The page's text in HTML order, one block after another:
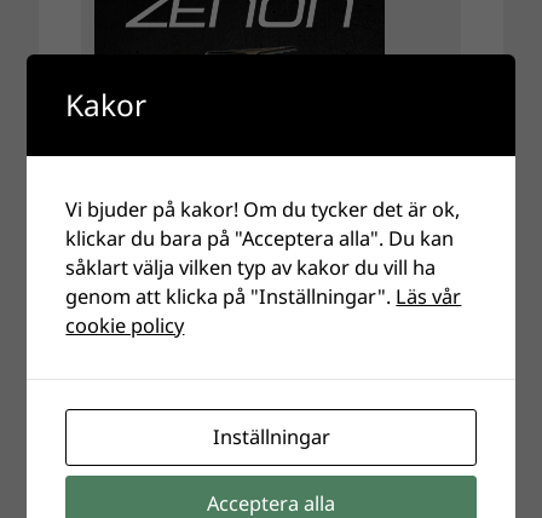
Kakor
Vi bjuder på kakor! Om du tycker det är ok,
klickar du bara på "Acceptera alla". Du kan
såklart välja vilken typ av kakor du vill ha
genom att klicka på "Inställningar". Läs vår
cookie policy
Inställningar
Acceptera alla